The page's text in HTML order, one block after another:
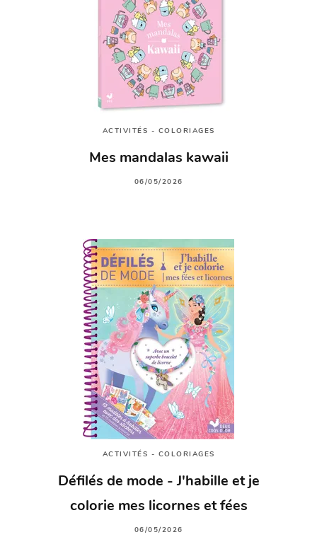
ACTIVITÉS - COLORIAGES
Mes mandalas kawaii
06/05/2026
ACTIVITÉS - COLORIAGES
Défilés de mode - J'habille et je
colorie mes licornes et fées
06/05/2026